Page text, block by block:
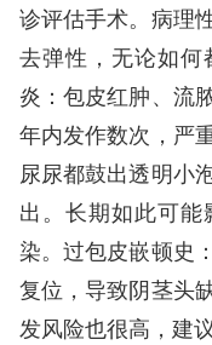
诊评估手术。病理
去弹性，无论如
炎：包皮红肿、流
年内发作数次，严
尿尿都鼓出透明小
出。长期如此可
染。过包皮嵌顿史
复位，导致阴茎头
发风险也很高，建